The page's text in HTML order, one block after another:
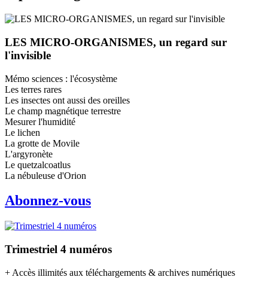
LES MICRO-ORGANISMES, un regard sur
l'invisible
Mémo sciences : l'écosystème
Les terres rares
Les insectes ont aussi des oreilles
Le champ magnétique terrestre
Mesurer l'humidité
Le lichen
La grotte de Movile
L'argyronète
Le quetzalcoatlus
La nébuleuse d'Orion
Abonnez-vous
Trimestriel 4 numéros
+ Accès illimités aux téléchargements & archives numériques